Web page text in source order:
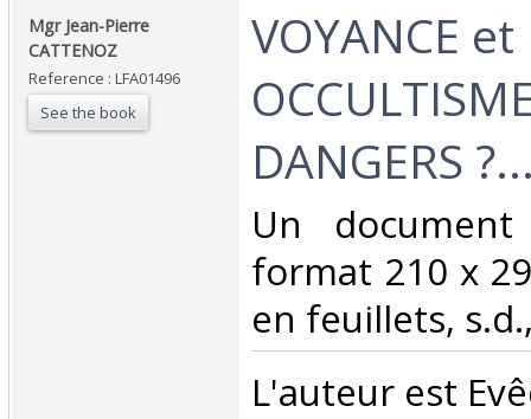
‎Mgr Jean-Pierre
CATTENOZ‎
Reference : LFA01496
See the book
‎VOYANCE et
DANGERS
‎Un
format 210 x
en feuillets,
‎L'auteur est